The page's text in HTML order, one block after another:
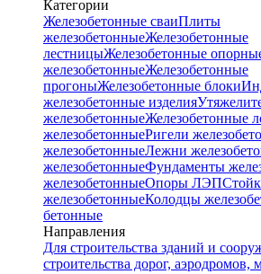
Категории
Железобетонные сваиПлиты
железобетонныеЖелезобетонные
лестницыЖелезобетонные
железобетонныеЖелезобетонные
прогоныЖелезобетонные блоки
железобетонные изделия
железобетонныеЖелезобетонные
железобетонныеРигели
железобетонныеЛежни
железобетонныеФундаменты
железобетонныеОпоры ЛЭП
железобетонныеКолодцы
бетонные
Направления
Для строительства зданий и
строительства дорог, аэродромов,